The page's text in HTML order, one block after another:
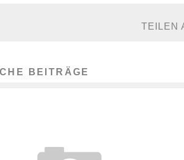
TEILEN
BEITRÄGE